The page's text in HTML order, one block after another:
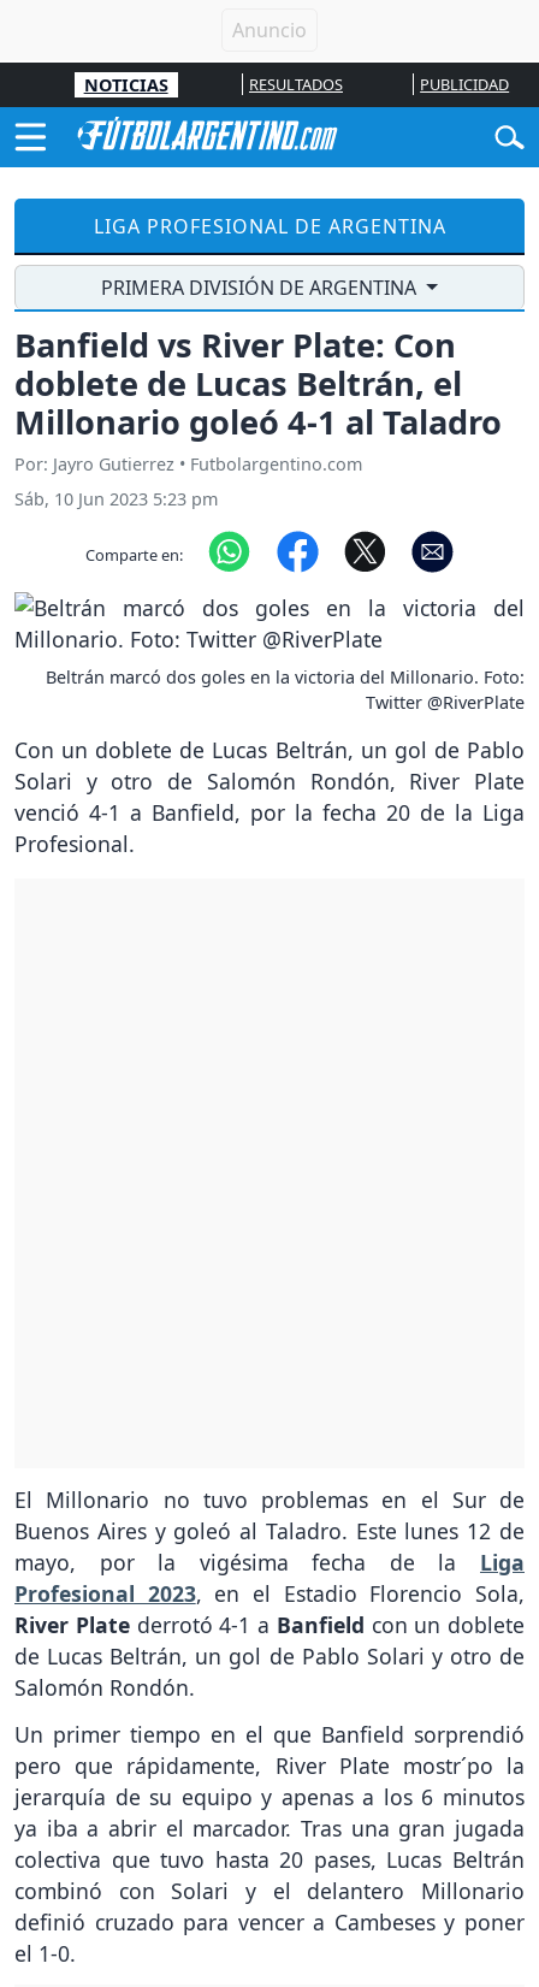
NOTICIAS RESULTADOS PUBLICIDAD
LIGA PROFESIONAL DE ARGENTINA
PRIMERA DIVISIÓN DE ARGENTINA
Banfield vs River Plate: Con
doblete de Lucas Beltrán, el
Millonario goleó 4-1 al Taladro
Por: Jayro Gutierrez • Futbolargentino.com
Sáb, 10 Jun 2023 5:23 pm
Comparte en:
Beltrán marcó dos goles en la victoria del Millonario. Foto:
Twitter @RiverPlate
Con un doblete de Lucas Beltrán, un gol de Pablo
Solari y otro de Salomón Rondón, River Plate
venció 4-1 a Banfield, por la fecha 20 de la Liga
Profesional.
El Millonario no tuvo problemas en el Sur de
Buenos Aires y goleó al Taladro. Este lunes 12 de
mayo, por la vigésima fecha de la Liga
Profesional 2023, en el Estadio Florencio Sola,
River Plate derrotó 4-1 a Banfield con un doblete
de Lucas Beltrán, un gol de Pablo Solari y otro de
Salomón Rondón.
Un primer tiempo en el que Banfield sorprendió
pero que rápidamente, River Plate mostr´po la
jerarquía de su equipo y apenas a los 6 minutos
ya iba a abrir el marcador. Tras una gran jugada
colectiva que tuvo hasta 20 pases, Lucas Beltrán
combinó con Solari y el delantero Millonario
definió cruzado para vencer a Cambeses y poner
el 1-0.